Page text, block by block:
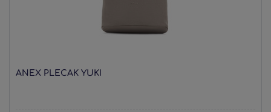
ANEX PLECAK YUKI